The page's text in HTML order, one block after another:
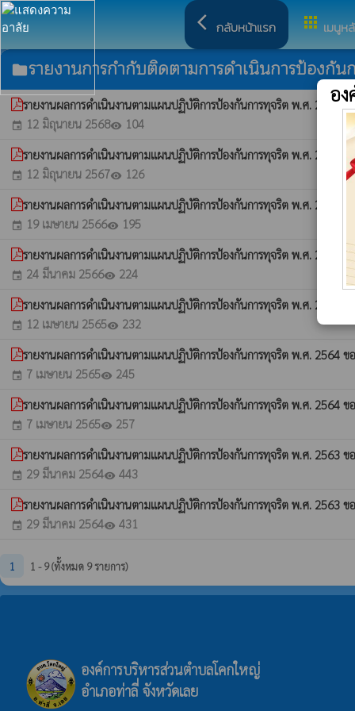
arrow_back_ios กลับหน้าแรก apps เมนูห
folderรายงานการกำกับติดตามการดำเนินการป้องกัน
รายงานผลการดำเนินงานตามแผนปฏิบัติการป้องกันการทุจริต พ.ศ. 2568
event 12 มิถุนายน 2568visibility 104
รายงานผลการดำเนินงานตามแผนปฏิบัติการป้องกันการทุจริต พ.ศ. 2567
event 12 มิถุนายน 2567visibility 126
รายงานผลการดำเนินงานตามแผนปฏิบัติการป้องกันการทุจริต พ.ศ. 2566
event 19 เมษายน 2566visibility 195
รายงานผลการดำเนินงานตามแผนปฏิบัติการป้องกันการทุจริต พ.ศ. 2565
event 24 มีนาคม 2566visibility 224
รายงานผลการดำเนินงานตามแผนปฏิบัติการป้องกันการทุจริต พ.ศ. 2565
event 12 เมษายน 2565visibility 232
รายงานผลการดำเนินงานตามแผนปฏิบัติการป้องกันการทุจริต พ.ศ. 2564
event 7 เมษายน 2565visibility 245
รายงานผลการดำเนินงานตามแผนปฏิบัติการป้องกันการทุจริต พ.ศ. 2564
event 7 เมษายน 2565visibility 257
รายงานผลการดำเนินงานตามแผนปฏิบัติการป้องกันการทุจริต พ.ศ. 2563
event 29 มีนาคม 2564visibility 443
รายงานผลการดำเนินงานตามแผนปฏิบัติการป้องกันการทุจริต พ.ศ. 2563
event 29 มีนาคม 2564visibility 431
1 1 - 9 (ทั้งหมด 9 รายการ)
องค์การบริหารส่วนตำบลโคกใหญ่
อำเภอท่าลี่ จังหวัดเลย
อ